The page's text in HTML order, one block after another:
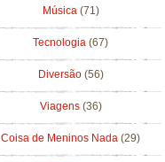
Música (71)
Tecnologia (67)
Diversão (56)
Viagens (36)
Coisa de Meninos Nada (29)